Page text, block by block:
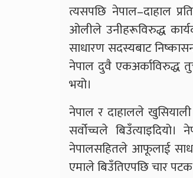
त्यसपछि नेपाल–दाहाल
ओलीले उनीहरूविरुद्ध
साधारण सदस्यबाट
नेपाल दुवै एकअर्काविरुद्ध
भयो।
नेपाल र दाहालले
सर्वोच्चले
नेपालसहितले आफूलाई
एमाले बिउँतिएपछि चार